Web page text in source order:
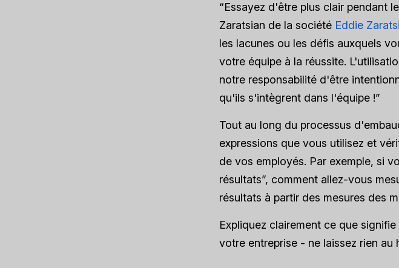
“Essayez d'être plus clair pendant
Zaratsian de la société Eddie
les lacunes ou les défis auxquels
votre équipe à la réussite.
notre responsabilité d'être
qu'ils s'intègrent dans l'équipe !”
Tout au long du processus
expressions que vous utilisez et
de vos employés. Par exemple, si
résultats”, comment allez-vous
résultats à partir des mesures des
Expliquez clairement ce que
votre entreprise - ne laissez rien au